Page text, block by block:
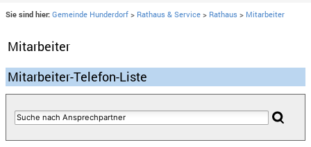
Sie sind hier: Gemeinde Hunderdorf > Rathaus & Service > Rathaus > Mitarbeiter
Mitarbeiter
Mitarbeiter-Telefon-Liste